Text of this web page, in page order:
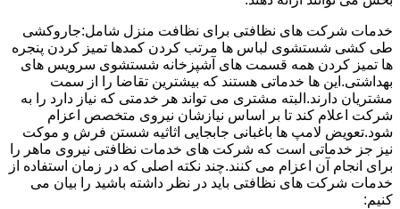
خدمات شرکت های نظافتی برای نظافت منزل شامل:جاروکشی
طی کشی شستشوی لباس ها مرتب کردن کمدها تمیز کردن پنجره
ها تمیز کردن همه قسمت های آشپزخانه شستشوی سرویس های
بهداشتی.این ها خدماتی هستند که بیشترین تقاضا را از سمت
مشتریان دارند.البته مشتری می تواند هر خدمتی که نیاز دارد را به
شرکت اعلام کند تا بر اساس نیازشان نیروی متخصص اعزام
شود.تعویض لامپ ها باغبانی جابجایی اثاثیه شستن فرش و موکت
نیز جز خدماتی است که شرکت های خدمات نظافتی نیروی ماهر را
برای انجام آن اعزام می کنند.چند نکته اصلی که در زمان استفاده از
خدمات شرکت های نظافتی باید در نظر داشته باشید را بیان می
کنیم: